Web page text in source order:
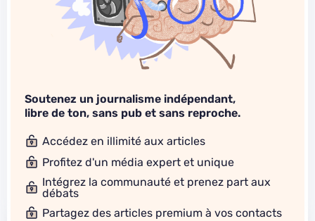
Soutenez un journalisme indépendant,
libre de ton, sans pub et sans reproche.
Accédez en illimité aux articles
Profitez d'un média expert et unique
Intégrez la communauté et prenez part aux
débats
Partagez des articles premium à vos contacts